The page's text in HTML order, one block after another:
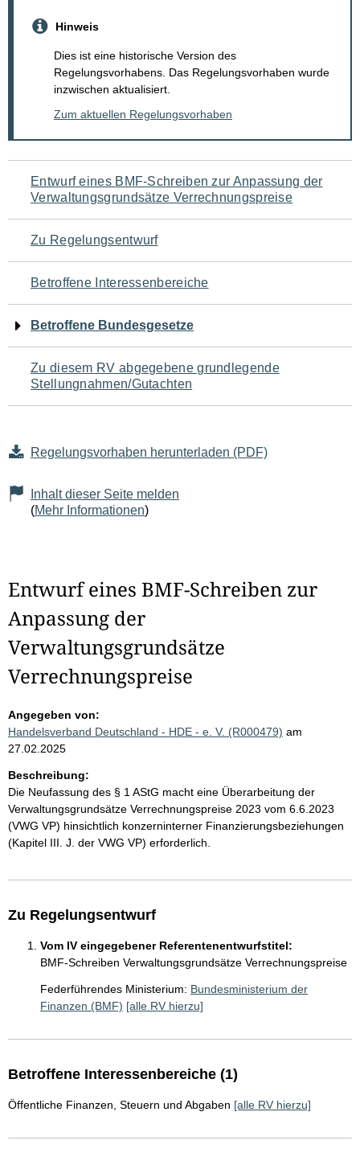
Hinweis
Dies ist eine historische Version des
Regelungsvorhabens. Das Regelungsvorhaben wurde
inzwischen aktualisiert.
Zum aktuellen Regelungsvorhaben
Navigation
für
den
Seiteninhalt
Entwurf eines BMF-Schreiben zur Anpassung der
Verwaltungsgrundsätze Verrechnungspreise
Zu Regelungsentwurf
Betroffene Interessenbereiche
Betroffene Bundesgesetze
Zu diesem RV abgegebene grundlegende
Stellungnahmen/Gutachten
Regelungsvorhaben herunterladen (PDF)
Inhalt dieser Seite melden
(Mehr Informationen)
Entwurf eines BMF-Schreiben zur
Anpassung der
Verwaltungsgrundsätze
Verrechnungspreise
Angegeben von:
Handelsverband Deutschland - HDE - e. V. (R000479) am
27.02.2025
Beschreibung:
Die Neufassung des § 1 AStG macht eine Überarbeitung der
Verwaltungsgrundsätze Verrechnungspreise 2023 vom 6.6.2023
(VWG VP) hinsichtlich konzerninterner Finanzierungsbeziehungen
(Kapitel III. J. der VWG VP) erforderlich.
Zu Regelungsentwurf
Vom IV eingegebener Referentenentwurfstitel:
BMF-Schreiben Verwaltungsgrundsätze Verrechnungspreise
Federführendes Ministerium: Bundesministerium der
Finanzen (BMF) [alle RV hierzu]
Betroffene Interessenbereiche (1)
Öffentliche Finanzen, Steuern und Abgaben [alle RV hierzu]